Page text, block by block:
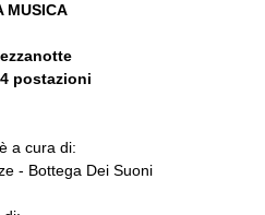
MUSICA
postazioni
a cura di:
- Bottega Dei Suoni